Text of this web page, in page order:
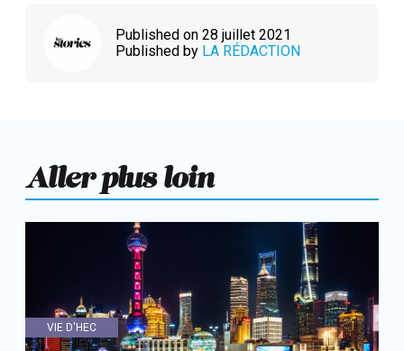
Published on 28 juillet 2021
Published by LA RÉDACTION
Aller plus loin
VIE D'HEC